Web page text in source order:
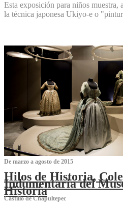
Esta exposición para niños muestra,
la técnica japonesa Ukiyo-e o
De marzo a agosto de 2015
Hilos de Historia,
Indumentaria del
Historia
Castillo de Chapultepec